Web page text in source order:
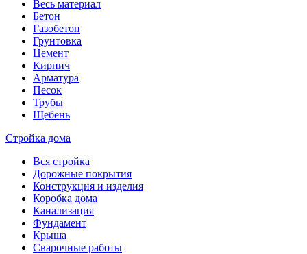
Весь материал
Бетон
Газобетон
Грунтовка
Цемент
Кирпич
Арматура
Песок
Трубы
Щебень
Стройка дома
Вся стройка
Дорожные покрытия
Конструкция и изделия
Коробка дома
Канализация
Фундамент
Крыша
Сварочные работы